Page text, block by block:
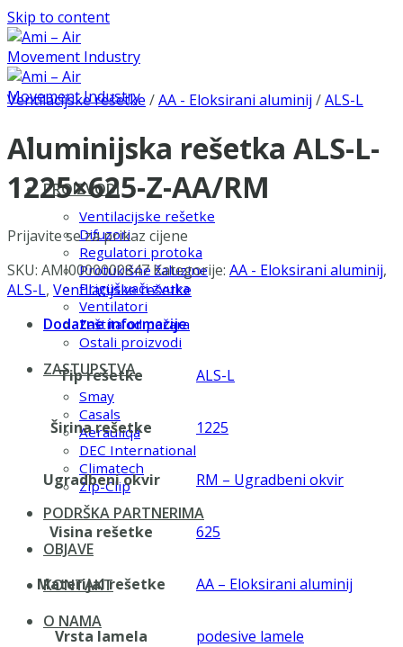
Skip to content
PROIZVODI
Ventilacijske rešetke
Difuzori
Regulatori protoka
Protukišne žaluzine
Prigušivači zvuka
Ventilatori
Zaštita od požara
Ostali proizvodi
ZASTUPSTVA
Smay
Casals
Aerauliqa
DEC International
Climatech
Zip-Clip
PODRŠKA PARTNERIMA
OBJAVE
KONTAKT
O NAMA
Ventilacijske rešetke /AA - Eloksirani aluminij /ALS-L
Aluminijska rešetka ALS-L-
1225×625-Z-AA/RM
Prijavite se za prikaz cijene
SKU: AMI0000000847 Kategorije: AA - Eloksirani aluminij,
ALS-L, Ventilacijske rešetke
Dodatne informacije
Tip rešetke ALS-L
Širina rešetke 1225
Ugradbeni okvir RM – Ugradbeni okvir
Visina rešetke 625
Materijal rešetke AA – Eloksirani aluminij
Vrsta lamela podesive lamele